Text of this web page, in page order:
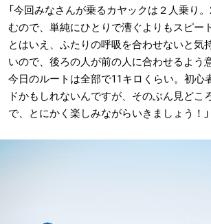
「今回みなさんが乗るカヤックは２人乗り
むので、単純にひとりで漕ぐよりもスピー
とはいえ、ふたりの呼吸を合わせないと気
いので、後ろの人が前の人に合わせるよう
今日のルートは全部で11キロくらい。初心
ドかもしれないんですが、そのぶん見どこ
で、とにかく楽しみながらいきましょう！」